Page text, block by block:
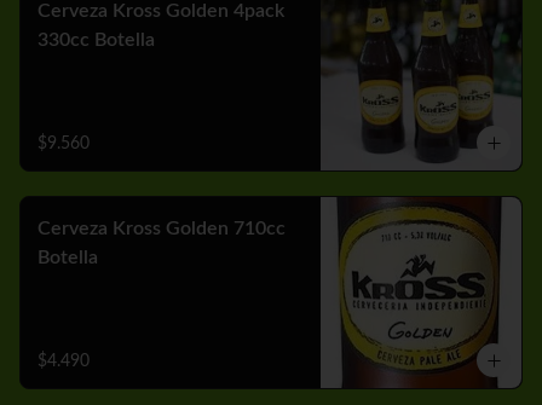
Cerveza Kross Golden 4pack
330cc Botella
$9.560
Cerveza Kross Golden 710cc
Botella
$4.490